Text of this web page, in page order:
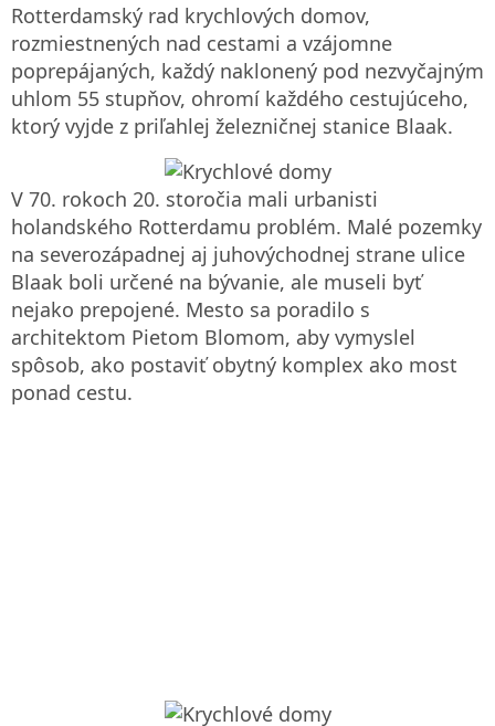
Rotterdamský rad krychlových domov,
rozmiestnených nad cestami a vzájomne
poprepájaných, každý naklonený pod nezvyčajným
uhlom 55 stupňov, ohromí každého cestujúceho,
ktorý vyjde z priľahlej železničnej stanice Blaak.
V 70. rokoch 20. storočia mali urbanisti
holandského Rotterdamu problém. Malé pozemky
na severozápadnej aj juhovýchodnej strane ulice
Blaak boli určené na bývanie, ale museli byť
nejako prepojené. Mesto sa poradilo s
architektom Pietom Blomom, aby vymyslel
spôsob, ako postaviť obytný komplex ako most
ponad cestu.